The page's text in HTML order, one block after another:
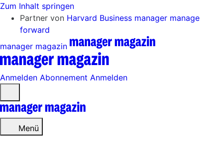
Zum Inhalt springen
Partner von Harvard Business manager manage
forward
manager magazin
Anmelden Abonnement Anmelden
öffnen
Menü